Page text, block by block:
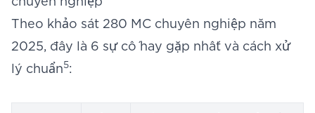
Theo khảo sát 280 MC chuyên nghiệp năm
2025, đây là 6 sự cố hay gặp nhất và cách xử
lý chuẩn5: